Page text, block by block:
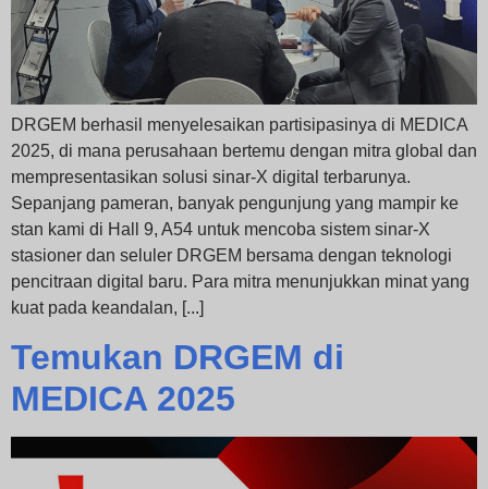
DRGEM berhasil menyelesaikan partisipasinya di MEDICA
2025, di mana perusahaan bertemu dengan mitra global dan
mempresentasikan solusi sinar-X digital terbarunya.
Sepanjang pameran, banyak pengunjung yang mampir ke
stan kami di Hall 9, A54 untuk mencoba sistem sinar-X
stasioner dan seluler DRGEM bersama dengan teknologi
pencitraan digital baru. Para mitra menunjukkan minat yang
kuat pada keandalan, [...]
Temukan DRGEM di
MEDICA 2025